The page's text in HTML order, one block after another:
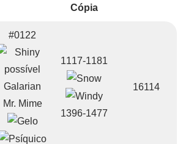
#0122
Galarian
Mr. Mime
1117-1181
1396-1477
16114